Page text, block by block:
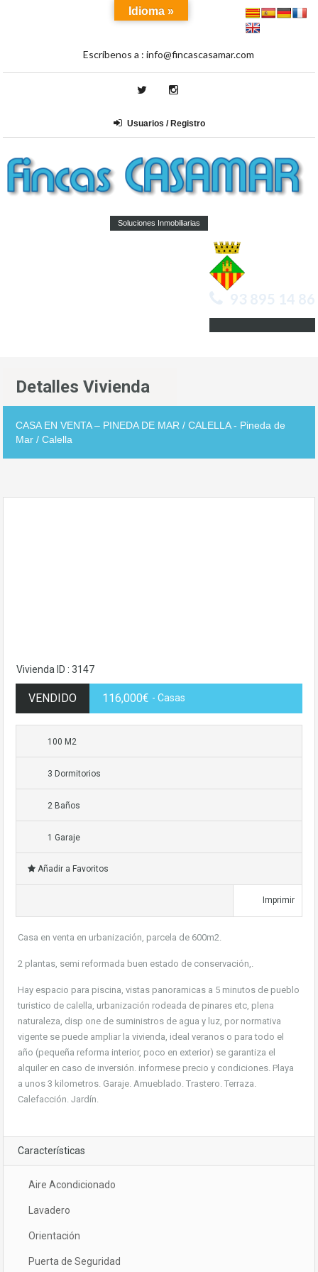
Escríbenos a : info@fincascasamar.com
Usuarios / Registro
Soluciones Inmobiliarias
93 895 14 86
Detalles Vivienda
CASA EN VENTA – PINEDA DE MAR / CALELLA - Pineda de
Mar / Calella
Vivienda ID : 3147
VENDIDO 116,000€ - Casas
100 M2
3 Dormitorios
2 Baños
1 Garaje
Añadir a Favoritos
Imprimir
Casa en venta en urbanización, parcela de 600m2.
2 plantas, semi reformada buen estado de conservación,.
Hay espacio para piscina, vistas panoramicas a 5 minutos de pueblo
turistico de calella, urbanización rodeada de pinares etc, plena
naturaleza, disp one de suministros de agua y luz, por normativa
vigente se puede ampliar la vivienda, ideal veranos o para todo el
año (pequeña reforma interior, poco en exterior) se garantiza el
alquiler en caso de inversión. informese precio y condiciones. Playa
a unos 3 kilometros. Garaje. Amueblado. Trastero. Terraza.
Calefacción. Jardín.
Características
Aire Acondicionado
Lavadero
Orientación
Puerta de Seguridad
Idioma »